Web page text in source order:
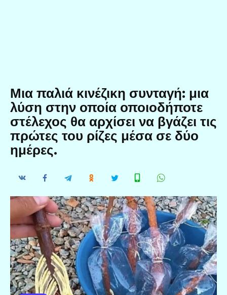
Μια παλιά κινέζικη συνταγή: μια
λύση στην οποία οποιοδήποτε
στέλεχος θα αρχίσει να βγάζει τις
πρώτες του ρίζες μέσα σε δύο
ημέρες.